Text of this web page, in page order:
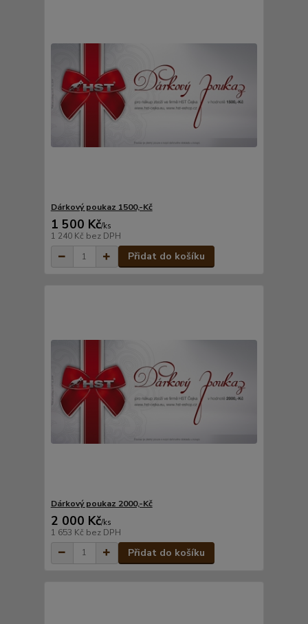
Dárkový poukaz 1500,-Kč
1 500 Kč/ks
1 240 Kč bez DPH
Přidat do košíku
Dárkový poukaz 2000,-Kč
2 000 Kč/ks
1 653 Kč bez DPH
Přidat do košíku